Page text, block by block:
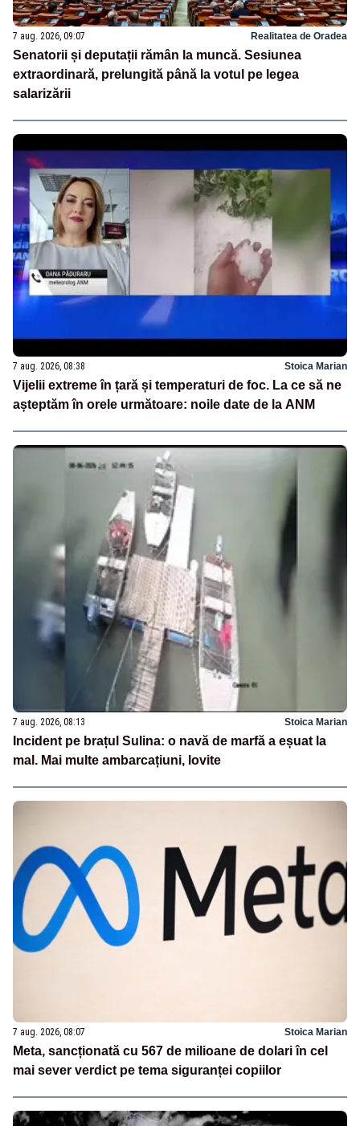
7 aug. 2026, 09:07 Realitatea de Oradea
Senatorii și deputații rămân la muncă. Sesiunea
extraordinară, prelungită până la votul pe legea
salarizării
7 aug. 2026, 08:38 Stoica Marian
Vijelii extreme în țară și temperaturi de foc. La ce să ne
așteptăm în orele următoare: noile date de la ANM
7 aug. 2026, 08:13 Stoica Marian
Incident pe brațul Sulina: o navă de marfă a eșuat la
mal. Mai multe ambarcațiuni, lovite
7 aug. 2026, 08:07 Stoica Marian
Meta, sancționată cu 567 de milioane de dolari în cel
mai sever verdict pe tema siguranței copiilor